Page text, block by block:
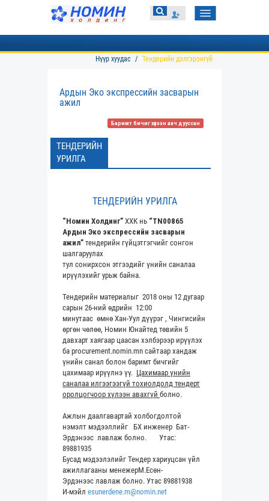
Toggle
navigation
Нүүр хуудас Тендерийн дэлгэрэнгүй
Ардын Эко экспрессийн засварын
ажил
Баримт бичиг хүлээн авч дууссан
ТЕНДЕРИЙН
УРИЛГА
ТЕНДЕРИЙН УРИЛГА
“Номин Холдинг” ХХК нь “TN00865
Ардын Эко экспрессийн засварын
ажил” тендерийн гүйцэтгэгчийг сонгон
шалгаруулах
тул сонирхсон этгээдийг үнийн саналаа
ирүүлэхийг урьж байна.
Тендерийн материалыг 2018 оны 12 дугаар
сарын 26-ний өдрийн 12:00
минутаас өмнө Хан-Уул дүүрэг , Чингисийн
өргөн чөлөө, Номин Юнайтед төвийн 5
давхарт хаягаар цаасан хэлбэрээр ирүүлэх
ба procurement.nomin.mn сайтаар хандаж
үнийн санал болон баримт бичгийг
цахимаар ирүүлнэ үү. Цахимаар үнийн
саналаа илгээгээгүй тохиолдолд тендерт
оролцогчоор хүлээн авахгүй болно.
Ажлын даалгавартай холбогдолтой
нэмэлт мэдээллийг БХ инженер Бат-
Эрдэнээс лавлаж болно. Утас:
89881935
Бусад мэдээлэлийг Тендер хариуцсан үйл
ажиллагааны менежерМ.Есөн-
Эрдэнээс лавлаж болно. Утас 89881938
И-мэйл esunerdene.m@nomin.net